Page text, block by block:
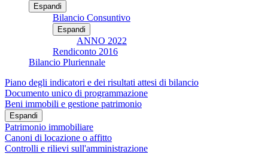
Espandi
Bilancio Consuntivo
Espandi
ANNO 2022
Rendiconto 2016
Bilancio Pluriennale
Piano degli indicatori e dei risultati attesi di bilancio
Documento unico di programmazione
Beni immobili e gestione patrimonio
Espandi
Patrimonio immobiliare
Canoni di locazione o affitto
Controlli e rilievi sull'amministrazione